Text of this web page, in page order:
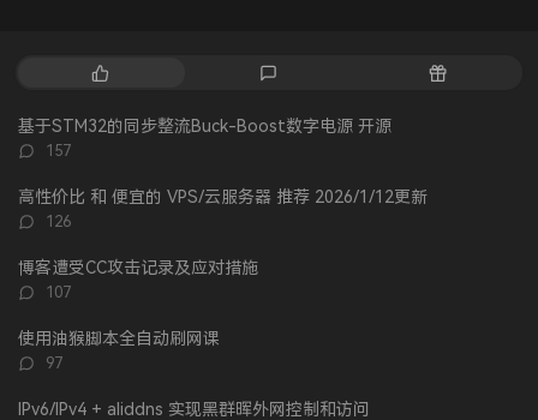
热
文
评
随
基于STM32的同步整流Buck-Boost数字电源 开源
评
数：
157
高性价比 和 便宜的 VPS/云服务器 推荐 2026/1/12更新
评
数：
126
博客遭受CC攻击记录及应对措施
评
数：
107
使用油猴脚本全自动刷网课
评
数：
97
IPv6/IPv4 + aliddns 实现黑群晖外网控制和访问